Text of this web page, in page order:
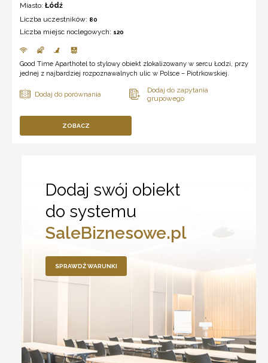
Miasto: Łódź
Liczba uczestników: 80
Liczba miejsc noclegowych: 120
Good Time Aparthotel to stylowy obiekt zlokalizowany w sercu Łodzi, przy
jednej z najbardziej rozpoznawalnych ulic w Polsce – Piotrkowskiej.
ZOBACZ
Dodaj swój obiekt
do systemu
SaleBiznesowe.pl
SPRAWDŹ WARUNKI